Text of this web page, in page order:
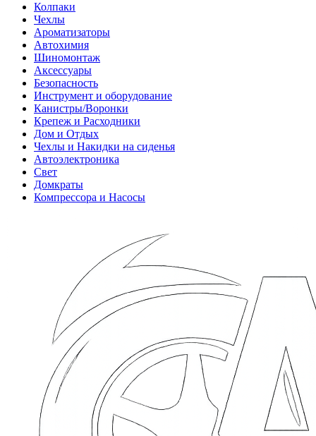
Колпаки
Чехлы
Ароматизаторы
Автохимия
Шиномонтаж
Аксессуары
Безопасность
Инструмент и оборудование
Канистры/Воронки
Крепеж и Расходники
Дом и Отдых
Чехлы и Накидки на сиденья
Автоэлектроника
Свет
Домкраты
Компрессора и Насосы